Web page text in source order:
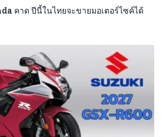
คาด ปีนี้ในไทยจะขายมอเตอร์ไซค์ได้